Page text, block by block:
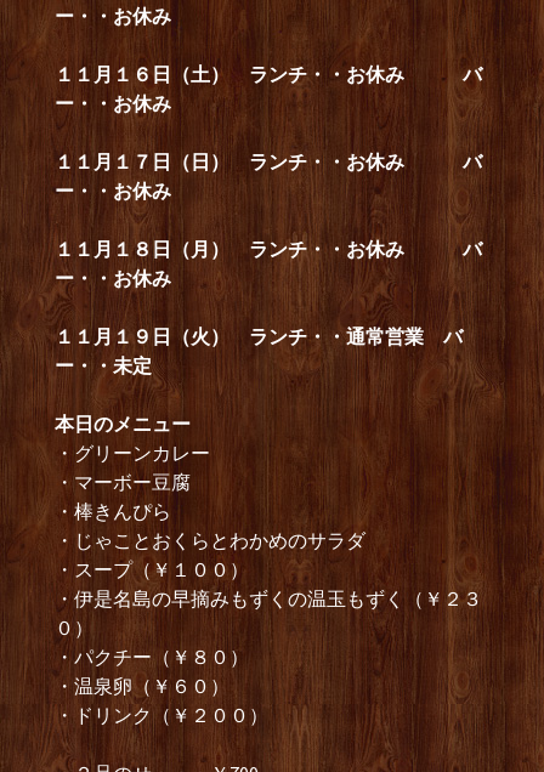
ー・・お休み
１１月１６日（土） ランチ・・お休み バ
ー・・お休み
１１月１７日（日） ランチ・・お休み バ
ー・・お休み
１１月１８日（月） ランチ・・お休み バ
ー・・お休み
１１月１９日（火） ランチ・・通常営業 バ
ー・・未定
本日のメニュー
・グリーンカレー
・マーボー豆腐
・棒きんぴら
・じゃことおくらとわかめのサラダ
・スープ（￥１００）
・伊是名島の早摘みもずくの温玉もずく（￥２３
０）
・パクチー（￥８０）
・温泉卵（￥６０）
・ドリンク（￥２００）